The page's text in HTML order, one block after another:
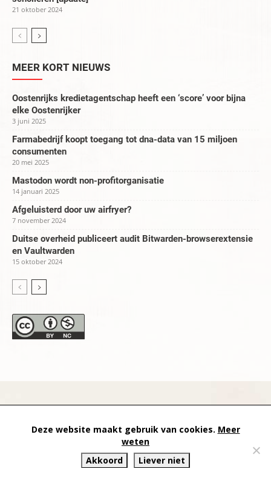
21 oktober 2024
MEER KORT NIEUWS
Oostenrijks kredietagentschap heeft een ‘score’ voor bijna
elke Oostenrijker
3 juni 2025
Farmabedrijf koopt toegang tot dna-data van 15 miljoen
consumenten
20 mei 2025
Mastodon wordt non-profitorganisatie
14 januari 2025
Afgeluisterd door uw airfryer?
7 november 2024
Duitse overheid publiceert audit Bitwarden-browserextensie
en Vaultwarden
15 oktober 2024
Commons» Privacyverklaring
Website by Exterwerk — Logo + graphics by
Deze website maakt gebruik van cookies. Meer
weten
Akkoord
Liever niet